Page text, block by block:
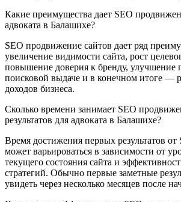
Какие преимущества дает SEO
адвоката в Балашихе?
SEO продвижение сайтов дает ряд
увеличение видимости сайта, рост
повышение доверия к бренду, улучшение
поисковой выдаче и в конечном итоге —
доходов бизнеса.
Сколько времени занимает SEO
результатов для адвоката в Балашихе?
Время достижения первых результатов
может варьироваться в зависимости от
текущего состояния сайта и
стратегий. Обычно первые заметные
увидеть через несколько месяцев после